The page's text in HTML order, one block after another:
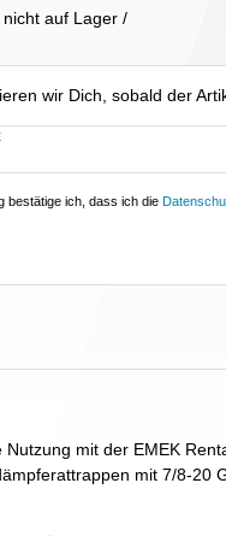
auf Lager
wir Dich, sobald der
bestätige ich, dass ich die
mit der EMEK
mit 7/8-20